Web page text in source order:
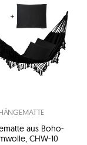
aus Boho-
CHW-10